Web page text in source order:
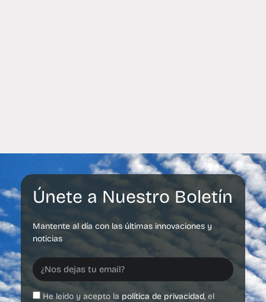
Únete a Nuestro Boletín
Mantente al día con las últimas innovaciones y
noticias
He leído y acepto la política de privacidad, el